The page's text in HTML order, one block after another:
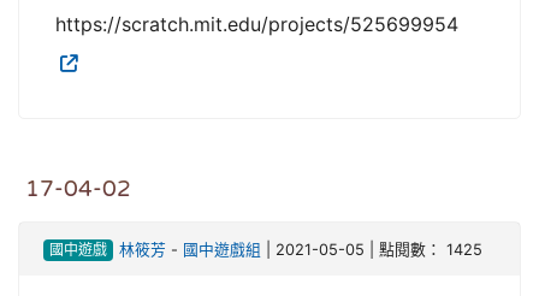
https://scratch.mit.edu/projects/525699954
17-04-02
國中遊戲 林筱芳 - 國中遊戲組 | 2021-05-05 | 點閱數： 1425